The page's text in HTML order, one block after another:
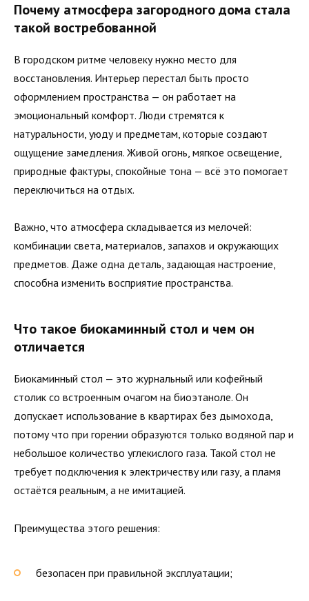
Почему атмосфера загородного дома стала
такой востребованной
В городском ритме человеку нужно место для
восстановления. Интерьер перестал быть просто
оформлением пространства — он работает на
эмоциональный комфорт. Люди стремятся к
натуральности, уюду и предметам, которые создают
ощущение замедления. Живой огонь, мягкое освещение,
природные фактуры, спокойные тона — всё это помогает
переключиться на отдых.
Важно, что атмосфера складывается из мелочей:
комбинации света, материалов, запахов и окружающих
предметов. Даже одна деталь, задающая настроение,
способна изменить восприятие пространства.
Что такое биокаминный стол и чем он
отличается
Биокаминный стол — это журнальный или кофейный
столик со встроенным очагом на биоэтаноле. Он
допускает использование в квартирах без дымохода,
потому что при горении образуются только водяной пар и
небольшое количество углекислого газа. Такой стол не
требует подключения к электричеству или газу, а пламя
остаётся реальным, а не имитацией.
Преимущества этого решения:
безопасен при правильной эксплуатации;